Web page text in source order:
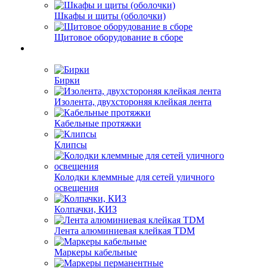
Шкафы и щиты (оболочки)
Щитовое оборудование в сборе
Бирки
Изолента, двухстороняя клейкая лента
Кабельные протяжки
Клипсы
Колодки клеммные для сетей уличного
освещения
Колпачки, КИЗ
Лента алюминиевая клейкая TDM
Маркеры кабельные